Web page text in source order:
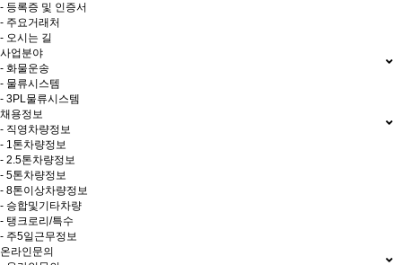
- 등록증 및 인증서
- 주요거래처
- 오시는 길
사업분야
- 화물운송
- 물류시스템
- 3PL물류시스템
채용정보
- 직영차량정보
- 1톤차량정보
- 2.5톤차량정보
- 5톤차량정보
- 8톤이상차량정보
- 승합및기타차량
- 탱크로리/특수
- 주5일근무정보
온라인문의